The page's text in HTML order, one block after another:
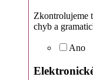
Zkontrolujeme
chyb a
Ano